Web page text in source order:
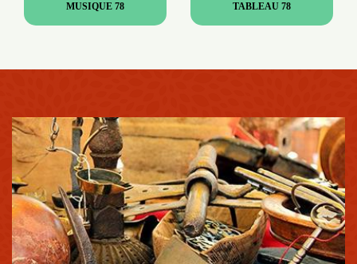
MUSIQUE 78
TABLEAU 78